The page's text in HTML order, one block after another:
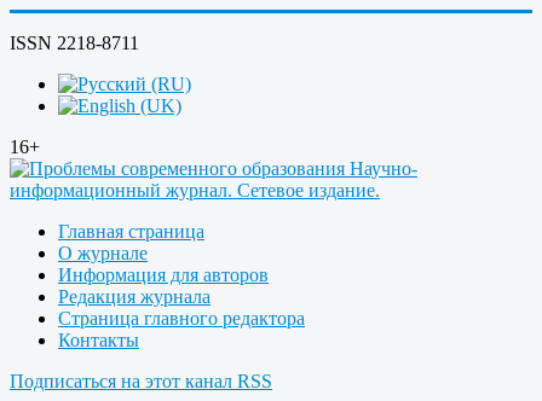
ISSN 2218-8711
16+
Главная страница
О журнале
Информация для авторов
Редакция журнала
Страница главного редактора
Контакты
Подписаться на этот канал RSS